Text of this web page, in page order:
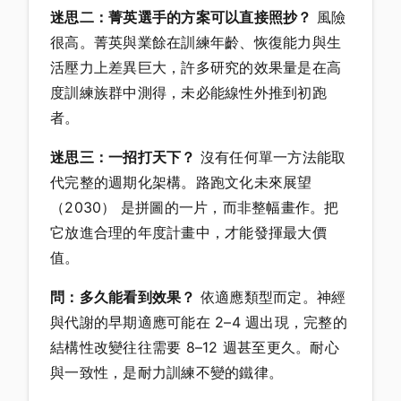
迷思二：菁英選手的方案可以直接照抄？ 風險
很高。菁英與業餘在訓練年齡、恢復能力與生
活壓力上差異巨大，許多研究的效果量是在高
度訓練族群中測得，未必能線性外推到初跑
者。
迷思三：一招打天下？ 沒有任何單一方法能取
代完整的週期化架構。路跑文化未來展望
（2030） 是拼圖的一片，而非整幅畫作。把
它放進合理的年度計畫中，才能發揮最大價
值。
問：多久能看到效果？ 依適應類型而定。神經
與代謝的早期適應可能在 2–4 週出現，完整的
結構性改變往往需要 8–12 週甚至更久。耐心
與一致性，是耐力訓練不變的鐵律。